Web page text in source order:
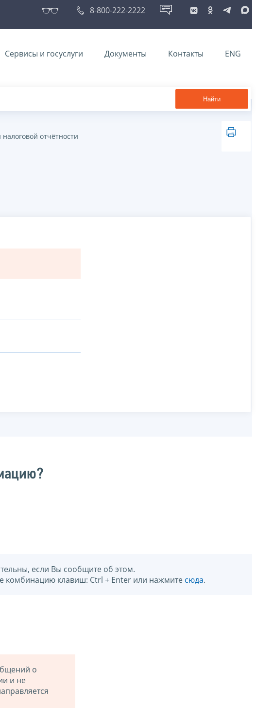
8-800-222-2222
Сервисы и госуслуги Документы Контакты ENG
Найти
отчётности
если Вы сообщите об этом.
комбинацию клавиш: Ctrl + Enter или нажмите сюда.
о
и не